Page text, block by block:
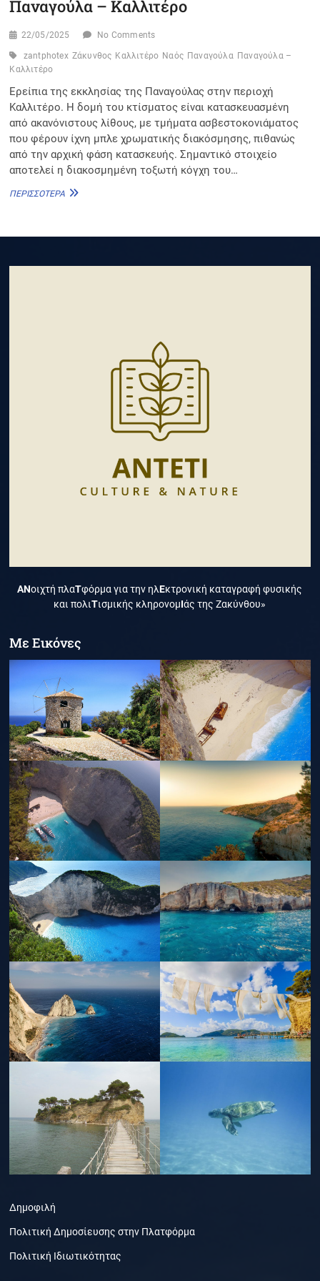
Παναγούλα – Καλλιτέρο
22/05/2025 No Comments
zantphotex Ζάκυνθος Καλλιτέρο Ναός Παναγούλα Παναγούλα –
Καλλιτέρο
Ερείπια της εκκλησίας της Παναγούλας στην περιοχή
Καλλιτέρο. Η δομή του κτίσματος είναι κατασκευασμένη
από ακανόνιστους λίθους, με τμήματα ασβεστοκονιάματος
που φέρουν ίχνη μπλε χρωματικής διακόσμησης, πιθανώς
από την αρχική φάση κατασκευής. Σημαντικό στοιχείο
αποτελεί η διακοσμημένη τοξωτή κόγχη του…
ΠΕΡΙΣΣΌΤΕΡΑ ΠΑΝΑΓΟΎΛΑ
ΑΝοιχτή πλαΤφόρμα για την ηλΕκτρονική καταγραφή φυσικής
και πολιΤισμικής κληρονομΙάς της Ζακύνθου»
Με Εικόνες
Δημοφιλή
Πολιτική Δημοσίευσης στην Πλατφόρμα
Πολιτική Ιδιωτικότητας